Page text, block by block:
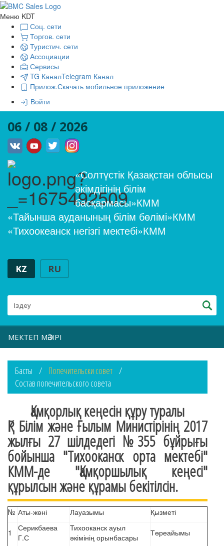
Меню KDT
Соц. сети
Торгов. сети
Туристич. сети
Ассоциации
Сервисы
TG КаналTelegram Канал
Прилож.Скачать мобильное приложение
Войти
06 / 08 / 2026
«Солтүстік Қазақстан облысы
әкімдігінің білім
басқармасы»КММ
«Тайынша ауданының білім бөлімі»КММ
«Тихоокеанск негізгі мектебі»КММ
KZ RU
МЕКТЕП МӘЗІРІ
Басты
Попечительски совет
Состав попечительского совета
Қамқорлық кеңесін құру туралы
ҚР Білім және Ғылым Министірінің 2017
жылғы 27 шілдедегі №355 бұйрығы
бойынша "Тихооканск орта мектебі"
КММ-де "Қамқоршылық кеңесі"
құрылсын және құрамы бекітілсін.
№ Аты-жөні Лауазымы Қызметі
1
Серикбаева
Г.С
Тихооканск ауыл
әкімінің орынбасары
Төреайымы